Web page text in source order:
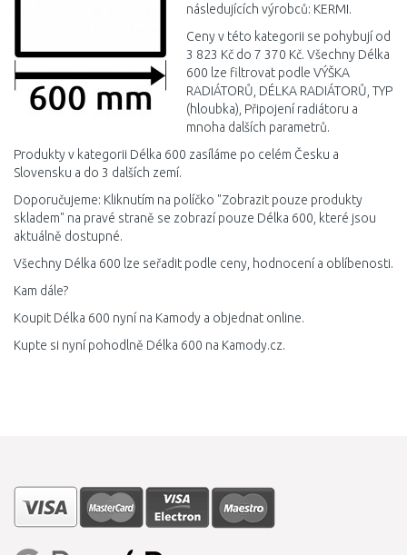
následujících výrobců: KERMI.
Ceny v této kategorii se pohybují od
3 823 Kč do 7 370 Kč. Všechny Délka
600 lze filtrovat podle VÝŠKA
RADIÁTORŮ, DÉLKA RADIÁTORŮ, TYP
(hloubka), Připojení radiátoru a
mnoha dalších parametrů.
Produkty v kategorii Délka 600 zasíláme po celém Česku a
Slovensku a do 3 dalších zemí.
Doporučujeme: Kliknutím na políčko "Zobrazit pouze produkty
skladem" na pravé straně se zobrazí pouze Délka 600, které jsou
aktuálně dostupné.
Všechny Délka 600 lze seřadit podle ceny, hodnocení a oblíbenosti.
Kam dále?
Koupit Délka 600 nyní na Kamody a objednat online.
Kupte si nyní pohodlně Délka 600 na Kamody.cz.